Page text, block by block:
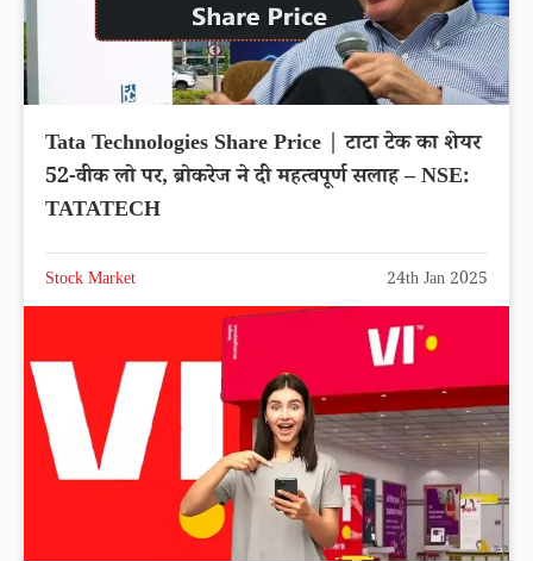
Tata Technologies Share Price | टाटा टेक का शेयर
52-वीक लो पर, ब्रोकरेज ने दी महत्वपूर्ण सलाह – NSE:
TATATECH
Stock Market 24th Jan 2025